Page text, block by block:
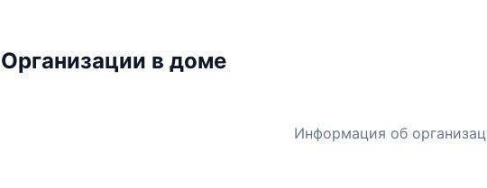
Организации в доме
Информация об